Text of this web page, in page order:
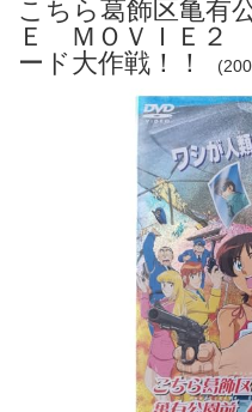
こちら葛飾区亀有
Ｅ ＭＯＶＩＥ２
ード大作戦！！